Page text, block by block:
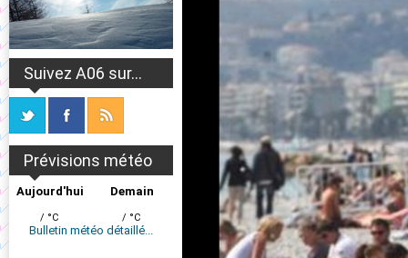
Suivez A06 sur...
Prévisions météo
Aujourd'hui
/ °C
Demain
/ °C
Bulletin météo détaillé...